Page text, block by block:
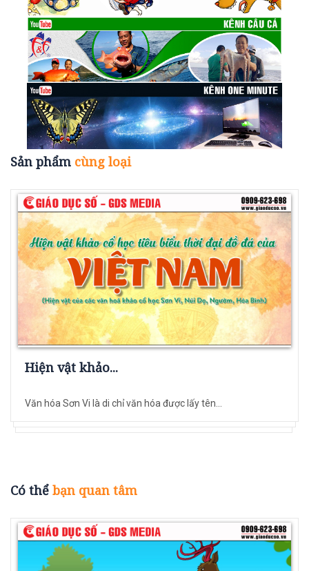
Sản phẩm cùng loại
Hiện vật khảo...
Văn hóa Sơn Vi là di chỉ văn hóa được lấy tên...
Có thể bạn quan tâm